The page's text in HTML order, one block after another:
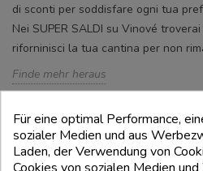
di sconti per soddisfare ogni tua
Nei SUPER SALDI su Vinové
riforninisci la tua cantina per non
Finde mehr heraus
Für eine optimal Performance,
sozialer Medien und aus
Laden, der Verwendung von
Cookies von sozialen Medien